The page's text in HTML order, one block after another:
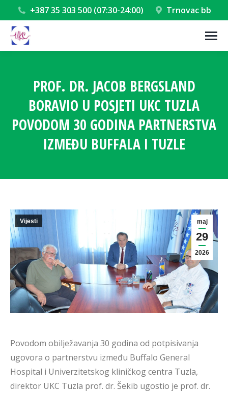
+387 35 303 500 (07:30-24:00) Trnovac bb
PROF. DR. JACOB BERGSLAND
BORAVIO U POSJETI UKC TUZLA
POVODOM 30 GODINA PARTNERSTVA
IZMEĐU BUFFALA I TUZLE
maj
29
2026
Vijesti
Povodom obilježavanja 30 godina od potpisivanja
ugovora o partnerstvu između Buffalo General
Hospital i Univerzitetskog kliničkog centra Tuzla,
direktor UKC Tuzla prof. dr. Šekib ugostio je prof. dr.